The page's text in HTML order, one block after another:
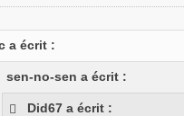
a écrit :
sen-no-sen a écrit :
Did67 a écrit :